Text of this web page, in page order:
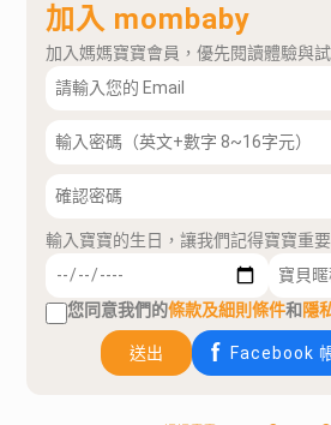
加入 mombaby
加入媽媽寶寶會員，優先閱讀體驗與
輸入寶寶的生日，讓我們記得寶寶重要
您同意我們的條款及細則條件和隱
送出 Facebook